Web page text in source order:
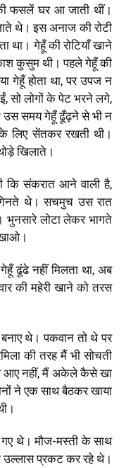
की फसलें घर आ जाती थीं।
थे। इस अनाज की रोटी
था। गेहूँ की रोटियाँ खाने
कुसुम थी। पहले गेहूँ की
गेहूँ होता था, पर उपज न
सो लोगों के पेट भरने लगे,
उस समय गेहूँ ढूँढ़ने से भी न
के लिए सेंतकर रखती थी।
खिलाते।
कि संकरात आने वाली है,
थे। सचमुच उस रात
लोटा लेकर भागते
ढूंढे नहीं मिलता था, अब
की महेरी खाने को तरस
थे। पकवान तो थे पर
की तरह मैं भी सोचती
आए नहीं, मैं अकेले कैसे खा
ने एक साथ बैठकर खाया
थे। मौज-मस्ती के साथ
उल्लास प्रकट कर रहे थे।